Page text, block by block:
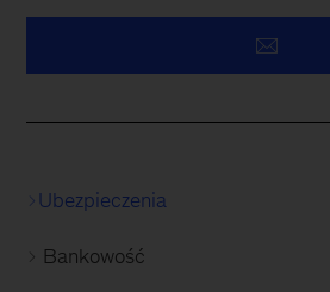
Ubezpieczenia
Bankowość